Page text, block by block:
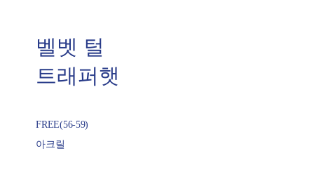
벨벳 털
트래퍼햇
FREE(56-59)
아크릴